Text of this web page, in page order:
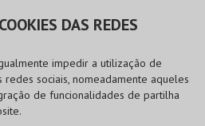
DAS REDES
impedir a utilização de
redes sociais, nomeadamente aqueles
de funcionalidades de partilha